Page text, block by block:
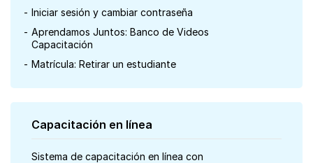
Iniciar sesión y cambiar contraseña
Aprendamos Juntos: Banco de Videos
Capacitación
Matrícula: Retirar un estudiante
Capacitación en línea
Sistema de capacitación en línea con